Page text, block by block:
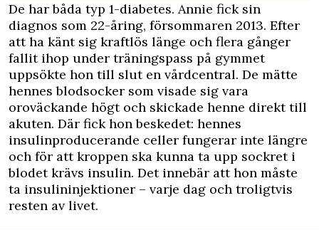
De har båda typ 1-diabetes. Annie fick sin
diagnos som 22-åring, försommaren 2013. Efter
att ha känt sig kraftlös länge och flera gånger
fallit ihop under träningspass på gymmet
uppsökte hon till slut en vårdcentral. De mätte
hennes blodsocker som visade sig vara
oroväckande högt och skickade henne direkt till
akuten. Där fick hon beskedet: hennes
insulinproducerande celler fungerar inte längre
och för att kroppen ska kunna ta upp sockret i
blodet krävs insulin. Det innebär att hon måste
ta insulininjektioner – varje dag och troligtvis
resten av livet.